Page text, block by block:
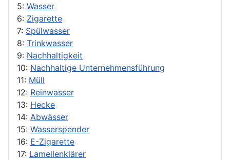
5: Wasser
6: Zigarette
7: Spülwasser
8: Trinkwasser
9: Nachhaltigkeit
10: Nachhaltige Unternehmensführung
11: Müll
12: Reinwasser
13: Hecke
14: Abwässer
15: Wasserspender
16: E-Zigarette
17: Lamellenklärer